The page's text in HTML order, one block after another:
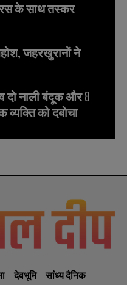
के साथ तस्कर
जहरखुरानों ने
दो नाली बंदूक और 8
को दबोचा
देवभूमि
सांध्य दैनिक